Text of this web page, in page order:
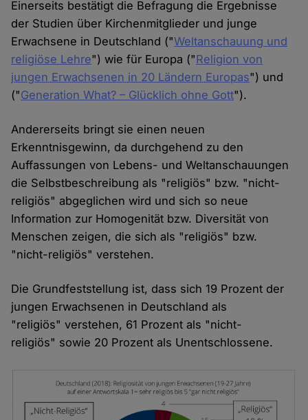
Einerseits bestätigt die Befragung die Ergebnisse
der Studien über Kirchenmitglieder und junge
Erwachsene in Deutschland ("Weltanschauung und
religiöse Lehre") wie für Europa ("Religion von
jungen Erwachsenen in 20 Ländern Europas") und
("Generation What? – Glücklich ohne Gott").
Andererseits bringt sie einen neuen
Erkenntnisgewinn, da durchgehend zu den
Auffassungen von Lebens- und Weltanschauungen
die Selbstbeschreibung als "religiös" bzw. "nicht-
religiös" abgeglichen wird und sich so neue
Information zur Homogenität bzw. Diversität von
Menschen zeigen, die sich als "religiös" bzw.
"nicht-religiös" verstehen.
Die Grundfeststellung ist, dass sich 19 Prozent der
jungen Erwachsenen in Deutschland als
"religiös" verstehen, 61 Prozent als "nicht-
religiös" sowie 20 Prozent als Unentschlossene.